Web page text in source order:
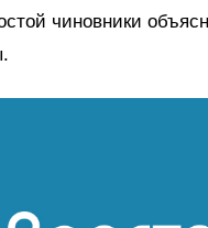
чиновники